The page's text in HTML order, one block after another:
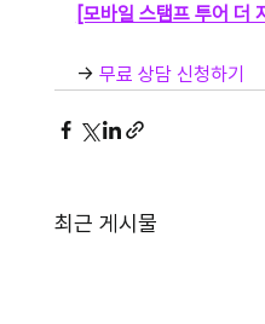
[모바일 스탬프 투어 더
→ 무료 상담 신청하기
최근 게시물